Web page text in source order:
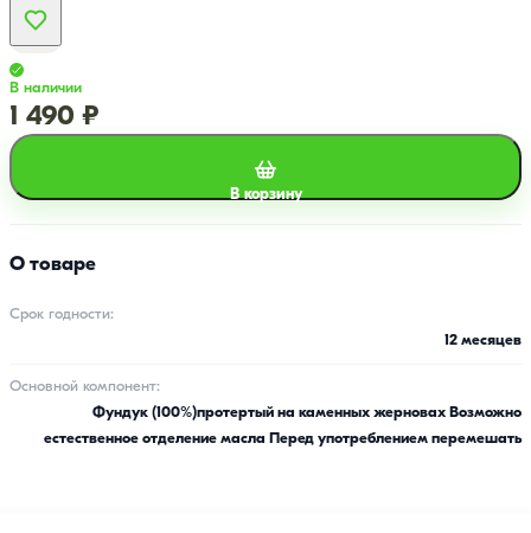
В наличии
1 490 ₽
В корзину
О товаре
Срок годности:
12 месяцев
Основной компонент:
Фундук (100%)протертый на каменных жерновах Возможно
естественное отделение масла Перед употреблением перемешать